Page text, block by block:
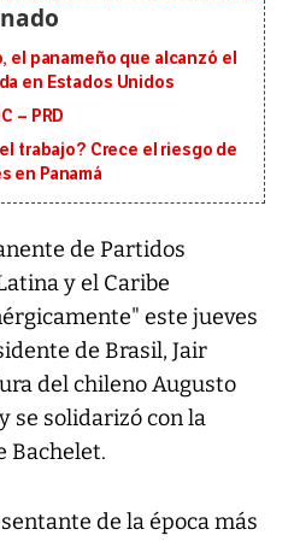
el panameño que alcanzó el
en Estados Unidos
– PRD
trabajo? Crece el riesgo de
en Panamá
de Partidos
y el Caribe
este jueves
de Brasil, Jair
del chileno Augusto
se solidarizó con la
Bachelet.
de la época más